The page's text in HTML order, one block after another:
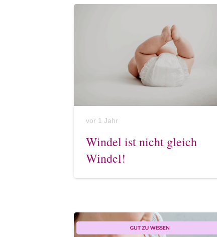
vor 1 Jahr
Windel ist nicht gleich
Windel!